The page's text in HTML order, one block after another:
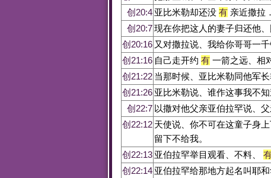
创20:4 亚比米勒却还没 有 亲近撒拉
创20:7现在你把这人的妻子归还他
创20:16 又对撒拉说、我给你哥哥一
创21:16 自己走开约 有 一箭之远、相
创21:22 当那时候、亚比米勒同他军
创21:26 亚比米勒说、谁作这事我不
创22:7 以撒对他父亲亚伯拉罕说、
创22:12 天使说、你不可在这童子身
留下不给我。
创22:13 亚伯拉罕举目观看、不料、
创22:14 亚伯拉罕给那地方起名叫耶